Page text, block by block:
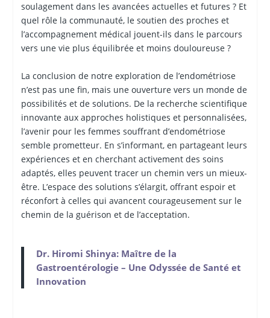
soulagement dans les avancées actuelles et futures ? Et
quel rôle la communauté, le soutien des proches et
l’accompagnement médical jouent-ils dans le parcours
vers une vie plus équilibrée et moins douloureuse ?
La conclusion de notre exploration de l’endométriose
n’est pas une fin, mais une ouverture vers un monde de
possibilités et de solutions. De la recherche scientifique
innovante aux approches holistiques et personnalisées,
l’avenir pour les femmes souffrant d’endométriose
semble prometteur. En s’informant, en partageant leurs
expériences et en cherchant activement des soins
adaptés, elles peuvent tracer un chemin vers un mieux-
être. L’espace des solutions s’élargit, offrant espoir et
réconfort à celles qui avancent courageusement sur le
chemin de la guérison et de l’acceptation.
Dr. Hiromi Shinya: Maître de la
Gastroentérologie – Une Odyssée de Santé et
Innovation